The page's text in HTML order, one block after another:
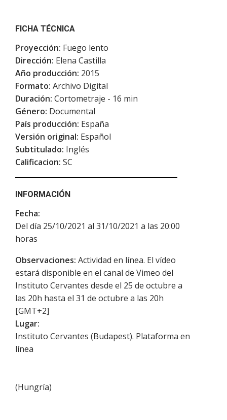
FICHA TÉCNICA
Proyección: Fuego lento
Dirección: Elena Castilla
Año producción: 2015
Formato: Archivo Digital
Duración: Cortometraje - 16 min
Género: Documental
País producción: España
Versión original: Español
Subtitulado: Inglés
Calificacion: SC
INFORMACIÓN
Fecha:
Del día 25/10/2021 al 31/10/2021 a las 20:00
horas
Observaciones: Actividad en línea. El vídeo
estará disponible en el canal de Vimeo del
Instituto Cervantes desde el 25 de octubre a
las 20h hasta el 31 de octubre a las 20h
[GMT+2]
Lugar:
Instituto Cervantes (Budapest). Plataforma en
línea
(Hungría)